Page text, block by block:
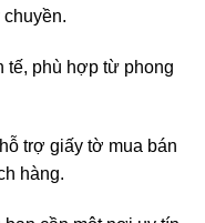
tế, phù hợp từ phong
trợ giấy tờ mua bán
hàng.